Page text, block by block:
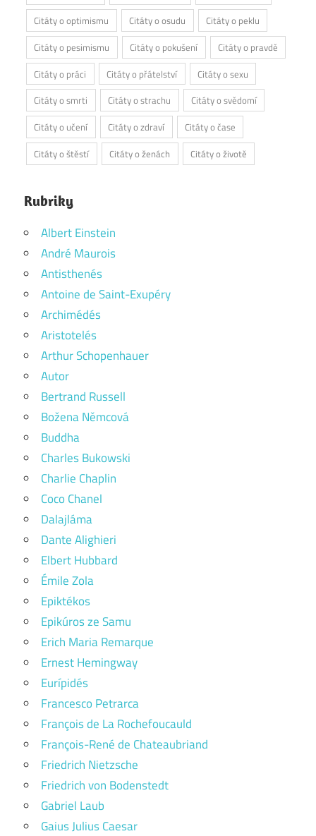
Citáty o optimismu
Citáty o osudu
Citáty o peklu
Citáty o pesimismu
Citáty o pokušení
Citáty o pravdě
Citáty o práci
Citáty o přátelství
Citáty o sexu
Citáty o smrti
Citáty o strachu
Citáty o svědomí
Citáty o učení
Citáty o zdraví
Citáty o čase
Citáty o štěstí
Citáty o ženách Citáty o životě
Rubriky
Albert Einstein
André Maurois
Antisthenés
Antoine de Saint-Exupéry
Archimédés
Aristotelés
Arthur Schopenhauer
Autor
Bertrand Russell
Božena Němcová
Buddha
Charles Bukowski
Charlie Chaplin
Coco Chanel
Dalajláma
Dante Alighieri
Elbert Hubbard
Émile Zola
Epiktékos
Epikúros ze Samu
Erich Maria Remarque
Ernest Hemingway
Eurípidés
Francesco Petrarca
François de La Rochefoucauld
François-René de Chateaubriand
Friedrich Nietzsche
Friedrich von Bodenstedt
Gabriel Laub
Gaius Julius Caesar